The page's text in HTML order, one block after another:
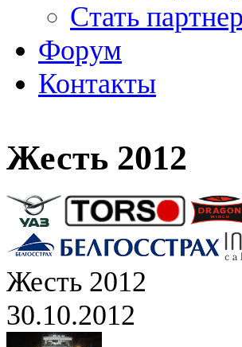
Стать
Форум
Контакты
Жесть 2012
Жесть 2012
30.10.2012